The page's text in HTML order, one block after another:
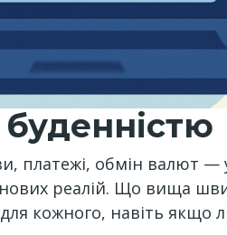
платежі, обмін валют —
реалій. Що вища
кожного, навіть якщо